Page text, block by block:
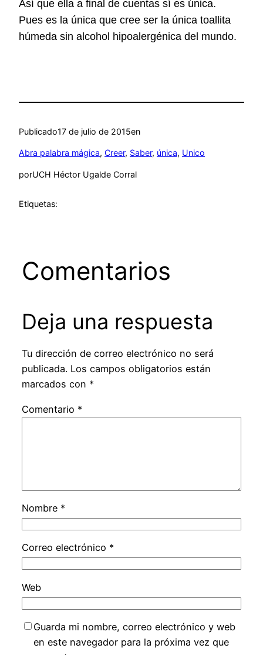
Así que ella a final de cuentas sí es única.
Pues es la única que cree ser la única toallita
húmeda sin alcohol hipoalergénica del mundo.
Publicado17 de julio de 2015en
Abra palabra mágica, Creer, Saber, única, Unico
porUCH Héctor Ugalde Corral
Etiquetas:
Comentarios
Deja una respuesta
Tu dirección de correo electrónico no será
publicada. Los campos obligatorios están
marcados con *
Comentario *
Nombre *
Correo electrónico *
Web
Guarda mi nombre, correo electrónico y web
en este navegador para la próxima vez que